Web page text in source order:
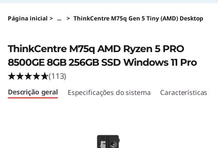
Página inicial > ... > ThinkCentre M75q Gen 5 Tiny (AMD) Desktop
ThinkCentre M75q AMD Ryzen 5 PRO
8500GE 8GB 256GB SSD Windows 11 Pro
(113)
Descrição geral Especificações do sistema Características